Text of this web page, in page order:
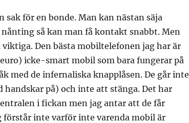
för en bonde. Man kan nästan säja
så kan man få kontakt snabbt. Men
Den bästa mobiltelefonen jag har är
icke-smart mobil som bara fungerar på
med de infernaliska knapplåsen. De går inte
handskar på) och inte att stänga. Det har
i fickan men jag antar att de får
förstår inte varför inte varenda mobil är